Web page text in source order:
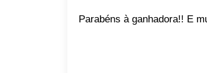
Parabéns à ganhadora!! E